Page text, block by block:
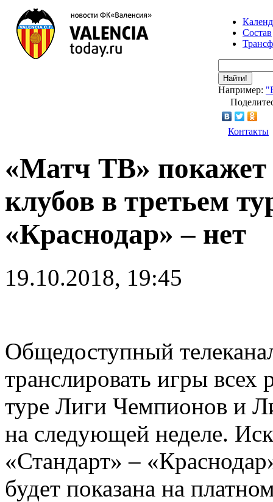
Состав
Найти!
Например:
Контакты
«Матч ТВ» покажет
клубов в третьем
«Краснодар» – нет
19.10.2018, 19:45
Общедоступный
транслировать игры всех
туре Лиги Чемпионов и
на следующей неделе.
«Стандарт» –
будет показана на